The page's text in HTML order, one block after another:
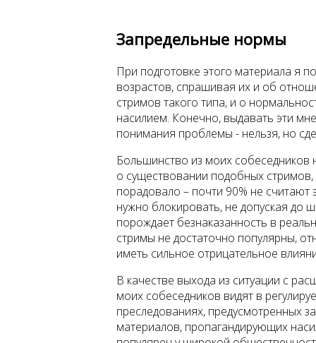
Запредельные нормы
При подготовке этого материала я
возрастов, спрашивая их и об
стримов такого типа, и о
насилием. Конечно, выдавать эти
понимания проблемы - нельзя, но
Большинство из моих собеседников
о существовании подобных
порадовало – почти 90% не
нужно блокировать, не допуская до
порождает безнаказанность в
стримы не достаточно популярны,
иметь сильное отрицательное
В качестве выхода из ситуации с
моих собеседников видят в
преследованиях, предусмотренных
материалов, пропагандирующих